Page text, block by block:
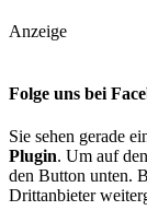
Anzeige
Folge uns bei
Sie sehen gerade
Plugin. Um auf
den Button unten.
Drittanbieter